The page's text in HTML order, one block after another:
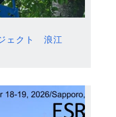
ェクト 浪江